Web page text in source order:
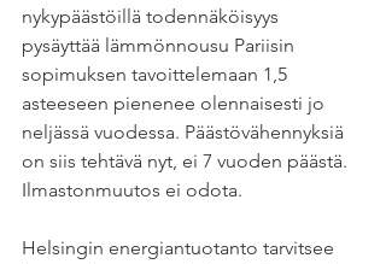
nyky­pääs­töillä toden­nä­köi­syys
pysäyttää lämmönnousu Pariisin
sopimuksen tavoit­te­le­maan 1,5
asteeseen pienenee olennaisesti jo
neljässä vuodessa. Päästövähennyksiä
on siis tehtävä nyt, ei 7 vuoden päästä.
Ilmastonmuutos ei odota.
Helsingin energiantuotanto tarvitsee